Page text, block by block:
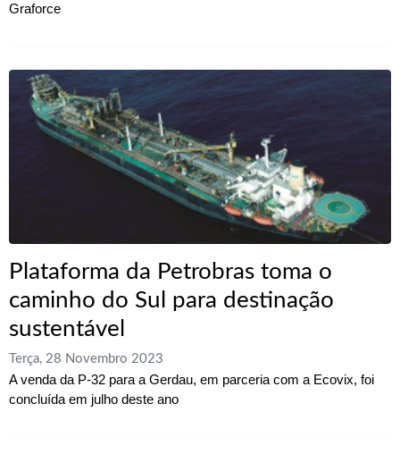
Graforce
Plataforma da Petrobras toma o
caminho do Sul para destinação
sustentável
Terça, 28 Novembro 2023
A venda da P-32 para a Gerdau, em parceria com a Ecovix, foi
concluída em julho deste ano